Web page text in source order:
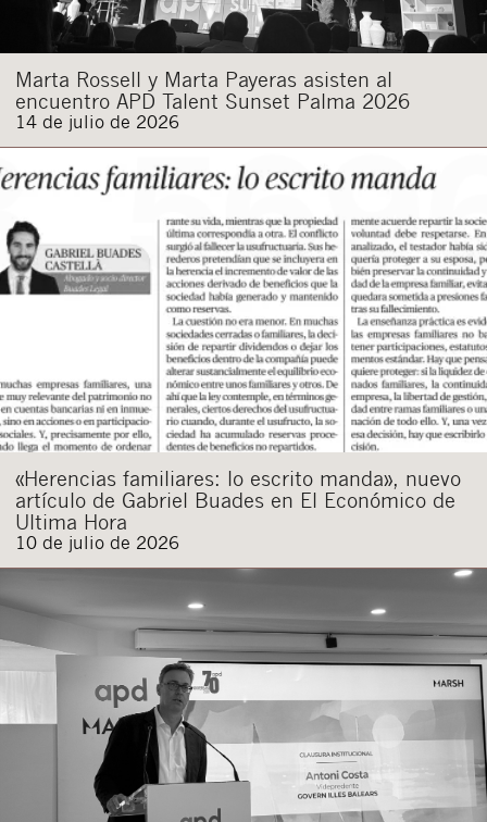
Marta Rossell y Marta Payeras asisten al
encuentro APD Talent Sunset Palma 2026
14 de julio de 2026
«Herencias familiares: lo escrito manda», nuevo
artículo de Gabriel Buades en El Económico de
Ultima Hora
10 de julio de 2026